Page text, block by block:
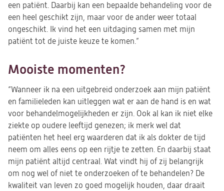
een patiënt. Daarbij kan een bepaalde behandeling voor de
een heel geschikt zijn, maar voor de ander weer totaal
ongeschikt. Ik vind het een uitdaging samen met mijn
patiënt tot de juiste keuze te komen.”
Mooiste momenten?
“Wanneer ik na een uitgebreid onderzoek aan mijn patiënt
en familieleden kan uitleggen wat er aan de hand is en wat
voor behandelmogelijkheden er zijn. Ook al kan ik niet elke
ziekte op oudere leeftijd genezen; ik merk wel dat
patiënten het heel erg waarderen dat ik als dokter de tijd
neem om alles eens op een rijtje te zetten. En daarbij staat
mijn patiënt altijd centraal. Wat vindt hij of zij belangrijk
om nog wel of niet te onderzoeken of te behandelen? De
kwaliteit van leven zo goed mogelijk houden, daar draait